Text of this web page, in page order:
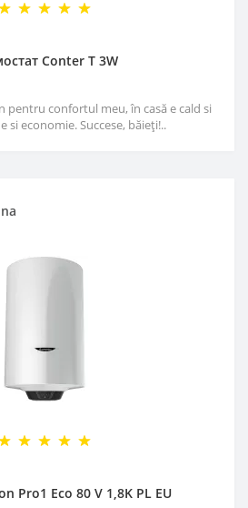
Conter T 3W
pentru confortul meu, în casă e cald si
si economie. Succese, băieți!..
Pro1 Eco 80 V 1,8K PL EU